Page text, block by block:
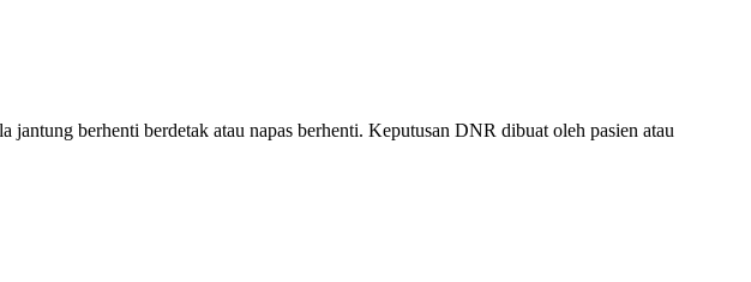
berhenti berdetak atau napas berhenti. Keputusan DNR dibuat oleh pasien atau